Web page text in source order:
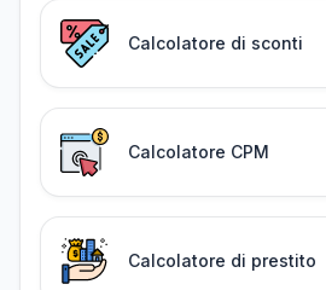
Calcolatore di sconti
Calcolatore CPM
Calcolatore di prestito